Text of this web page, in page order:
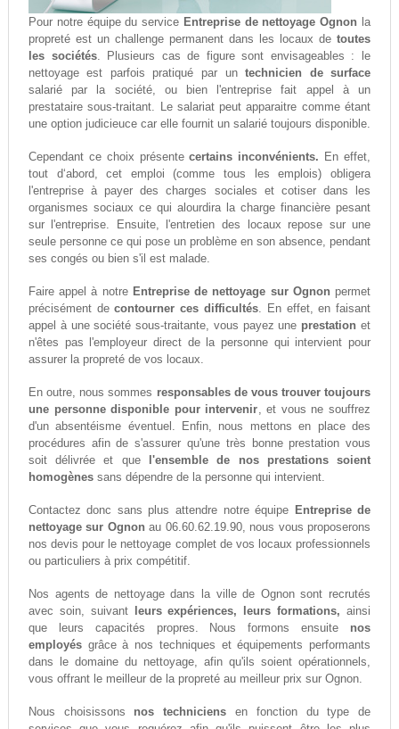
Pour notre équipe du service Entreprise de nettoyage Ognon la
propreté est un challenge permanent dans les locaux detoutes
les sociétés. Plusieurs cas de figure sont envisageables : le
nettoyage est parfois pratiqué par untechnicien de surface
salarié par la société, ou bien l'entreprise fait appel à un
prestataire sous-traitant. Le salariat peut apparaitre comme étant
une option judicieuce car elle fournit un salarié toujours disponible.
Cependant ce choix présentecertains inconvénients. En effet,
tout d‘abord, cet emploi (comme tous les emplois) obligera
l'entreprise à payer des charges sociales et cotiser dans les
organismes sociaux ce qui alourdira la charge financière pesant
sur l'entreprise. Ensuite, l'entretien des locaux repose sur une
seule personne ce qui pose un problème en son absence, pendant
ses congés ou bien s'il est malade.
Faire appel à notre Entreprise de nettoyage sur Ognon permet
précisément decontourner ces difficultés. En effet, en faisant
appel à une société sous-traitante, vous payez une prestation et
n'êtes pas l'employeur direct de la personne qui intervient pour
assurer la propreté de vos locaux.
En outre, nous sommes responsables de vous trouver toujours
une personne disponible pour intervenir, et vous ne souffrez
d'un absentéisme éventuel. Enfin, nous mettons en place des
procédures afin de s'assurer qu'une très bonne prestation vous
soit délivrée et que
l'ensemble de nos prestations soient
homogènessans dépendre de la personne qui intervient.
Contactez donc sans plus attendre notre équipe Entreprise de
nettoyage sur Ognon au 06.60.62.19.90, nous vous proposerons
nos devis pour le nettoyage complet de vos locaux professionnels
ou particuliers à prix compétitif.
Nos agents de nettoyage dans la ville de Ognon sont recrutés
avec soin, suivant
leurs expériences, leurs formations, ainsi
que leurs capacités propres. Nous formons ensuite nos
employésgrâce à nos techniques et équipements performants
dans le domaine du nettoyage, afin qu'ils soient opérationnels,
vous offrant le meilleur de la propreté au meilleur prix sur Ognon.
Nous choisissons nos techniciens en fonction du type de